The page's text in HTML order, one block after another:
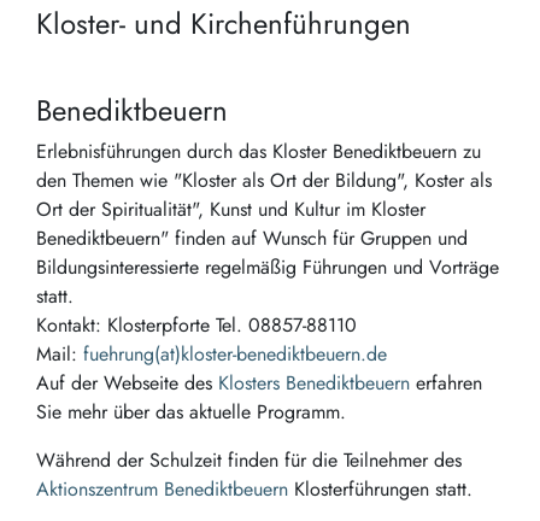
Kloster- und Kirchenführungen
Benediktbeuern
Erlebnisführungen durch das Kloster Benediktbeuern zu
den Themen wie "Kloster als Ort der Bildung", Koster als
Ort der Spiritualität", Kunst und Kultur im Kloster
Benediktbeuern" finden auf Wunsch für Gruppen und
Bildungsinteressierte regelmäßig Führungen und Vorträge
statt.
Kontakt: Klosterpforte Tel. 08857-88110
Mail: fuehrung(at)kloster-benediktbeuern.de
Auf der Webseite des Klosters Benediktbeuern erfahren
Sie mehr über das aktuelle Programm.
Während der Schulzeit finden für die Teilnehmer des
Aktionszentrum Benediktbeuern Klosterführungen statt.